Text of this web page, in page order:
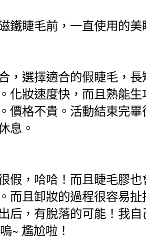
鐵睫毛前，一直使用的
，選擇適合的假睫毛，
化妝速度快，而且熟能
價格不貴。活動結束完
息。
假，哈哈！而且睫毛膠
而且卸妝的過程很容易
后，有脫落的可能！我
嗚~ 尷尬啦！